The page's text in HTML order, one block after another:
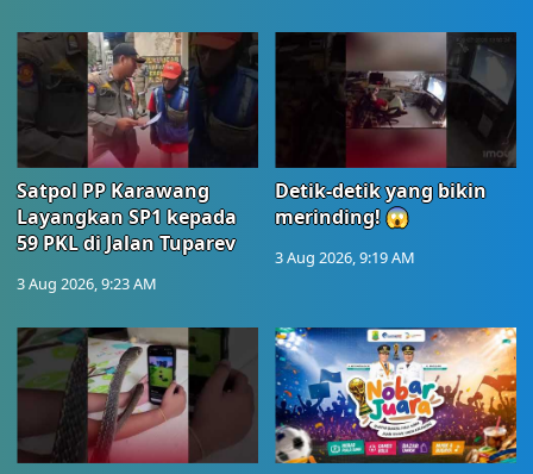
Satpol PP Karawang
Layangkan SP1 kepada
59 PKL di Jalan Tuparev
3 Aug 2026, 9:23 AM
Detik-detik yang bikin
merinding! 😱
3 Aug 2026, 9:19 AM